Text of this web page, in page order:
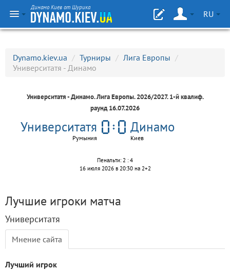
Динамо Киев от Шурика
RU
Dynamo.kiev.ua / Турниры / Лига Европы /
Университатя - Динамо
Университатя - Динамо.Лига Европы. 2026/2027. 1-й квалиф.
раунд 16.07.2026
Университатя
Румыния
Динамо
Киев
Пенальти: 2 : 4
16 июля 2026 в 20:30 на 2+2
Лучшие игроки матча
Университатя
Мнение сайта
Лучший игрок